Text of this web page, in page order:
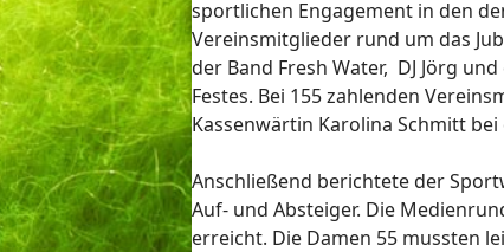
sportlichen Engagement in den
Vereinsmitglieder rund um das
der Band Fresh Water, DJ Jörg
Festes. Bei 155 zahlenden
Kassenwärtin Karolina Schmitt
Anschließend berichtete der
Auf- und Absteiger. Die
erreicht. Die Damen 55 mussten